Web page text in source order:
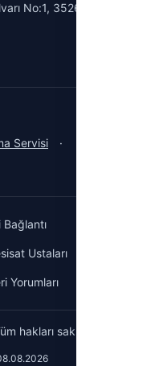
No:1, 35260 Konak /
Servisi
·
Ustaları
Yorumları
hakları saklıdır.